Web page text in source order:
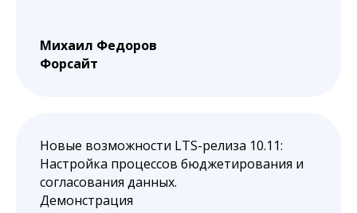
Михаил Федоров
Форсайт
Новые возможности LTS-релиза 10.11:
Настройка процессов бюджетирования и
согласования данных.
Демонстрация